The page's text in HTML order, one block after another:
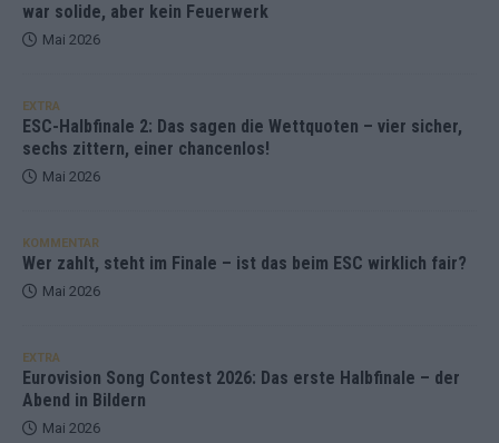
war solide, aber kein Feuerwerk
Mai 2026
EXTRA
ESC-Halbfinale 2: Das sagen die Wettquoten – vier sicher,
sechs zittern, einer chancenlos!
Mai 2026
KOMMENTAR
Wer zahlt, steht im Finale – ist das beim ESC wirklich fair?
Mai 2026
EXTRA
Eurovision Song Contest 2026: Das erste Halbfinale – der
Abend in Bildern
Mai 2026